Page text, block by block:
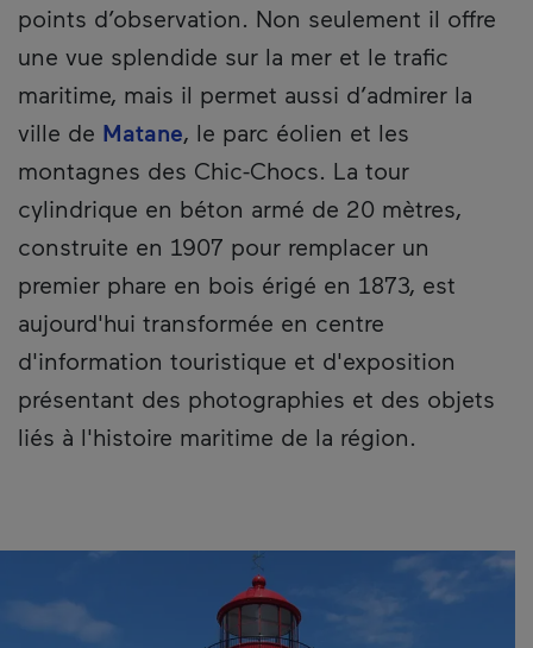
points d’observation. Non seulement il offre
une vue splendide sur la mer et le trafic
maritime, mais il permet aussi d’admirer la
ville de Matane, le parc éolien et les
montagnes des Chic-Chocs. La tour
cylindrique en béton armé de 20 mètres,
construite en 1907 pour remplacer un
premier phare en bois érigé en 1873, est
aujourd'hui transformée en centre
d'information touristique et d'exposition
présentant des photographies et des objets
liés à l'histoire maritime de la région.